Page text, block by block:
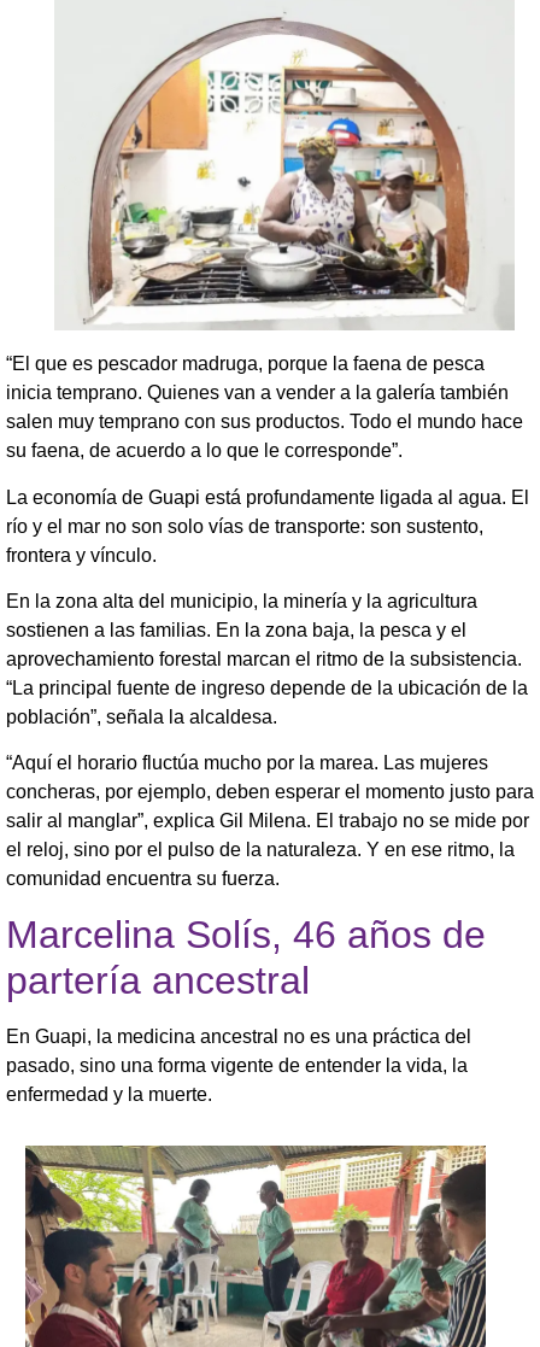
“El que es pescador madruga, porque la faena de pesca
inicia temprano. Quienes van a vender a la galería también
salen muy temprano con sus productos. Todo el mundo hace
su faena, de acuerdo a lo que le corresponde”.
La economía de Guapi está profundamente ligada al agua. El
río y el mar no son solo vías de transporte: son sustento,
frontera y vínculo.
En la zona alta del municipio, la minería y la agricultura
sostienen a las familias. En la zona baja, la pesca y el
aprovechamiento forestal marcan el ritmo de la subsistencia.
“La principal fuente de ingreso depende de la ubicación de la
población”, señala la alcaldesa.
“Aquí el horario fluctúa mucho por la marea. Las mujeres
concheras, por ejemplo, deben esperar el momento justo para
salir al manglar”, explica Gil Milena. El trabajo no se mide por
el reloj, sino por el pulso de la naturaleza. Y en ese ritmo, la
comunidad encuentra su fuerza.
Marcelina Solís, 46 años de
partería ancestral
En Guapi, la medicina ancestral no es una práctica del
pasado, sino una forma vigente de entender la vida, la
enfermedad y la muerte.